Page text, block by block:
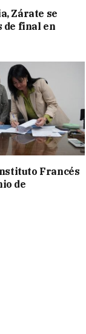
Zárate se
de final en
Francés
de